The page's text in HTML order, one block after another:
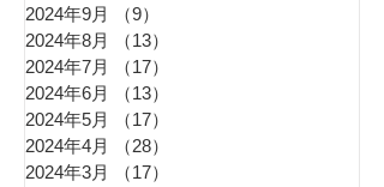
2024年9月
（9）
2024年8月
（13）
2024年7月
（17）
2024年6月
（13）
2024年5月
（17）
2024年4月
（28）
2024年3月
（17）